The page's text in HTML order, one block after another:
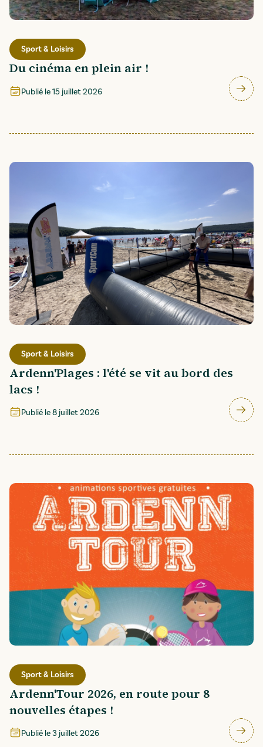
Sport & Loisirs
Du cinéma en plein air !
Publié le15 juillet 2026
Sport & Loisirs
Ardenn'Plages : l'été se vit au bord des
lacs !
Publié le8 juillet 2026
Sport & Loisirs
Ardenn'Tour 2026, en route pour 8
nouvelles étapes !
Publié le3 juillet 2026